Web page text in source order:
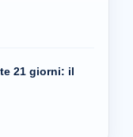
21 giorni: il